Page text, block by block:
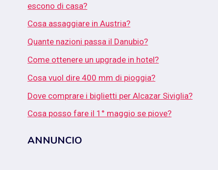
escono di casa?
Cosa assaggiare in Austria?
Quante nazioni passa il Danubio?
Come ottenere un upgrade in hotel?
Cosa vuol dire 400 mm di pioggia?
Dove comprare i biglietti per Alcazar Siviglia?
Cosa posso fare il 1° maggio se piove?
ANNUNCIO